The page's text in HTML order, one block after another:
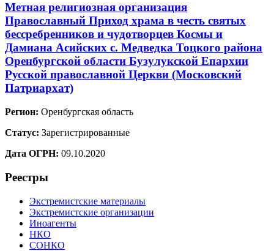
Метная религиозная организация
Православный Приход храма в честь святых
бессребренников и чудотворцев Космы и
Дамиана Асийских с. Медведка Тоцкого района
Оренбургской области Бузулукской Епархии
Русской православной Церкви (Московский
Патриархат)
Регион: Оренбургская область
Статус: Зарегистрированные
Дата ОГРН: 09.10.2020
Реестры
Экстремистские материалы
Экстремистские организации
Иноагенты
НКО
СОНКО